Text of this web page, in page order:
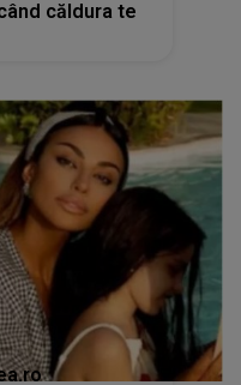
în formă la
se abate și ce
Vedeta și-